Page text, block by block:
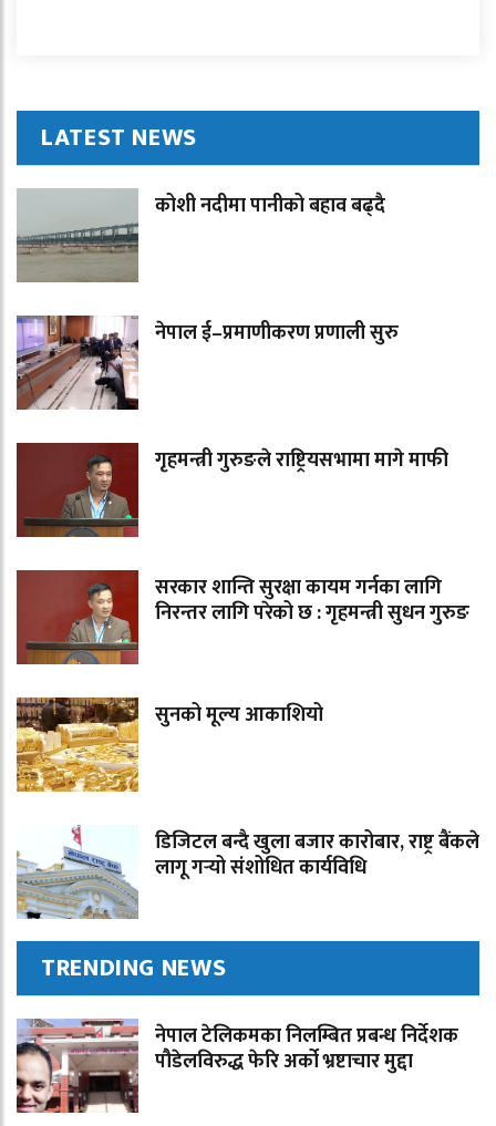
LATEST NEWS
कोशी नदीमा पानीको बहाव बढ्दै
नेपाल ई–प्रमाणीकरण प्रणाली सुरु
गृहमन्त्री गुरुङले राष्ट्रियसभामा मागे माफी
सरकार शान्ति सुरक्षा कायम गर्नका लागि
निरन्तर लागि परेको छ : गृहमन्त्री सुधन गुरुङ
सुनको मूल्य आकाशियो
डिजिटल बन्दै खुला बजार कारोबार, राष्ट्र बैंकले
लागू गर्‍यो संशोधित कार्यविधि
TRENDING NEWS
नेपाल टेलिकमका निलम्बित प्रबन्ध निर्देशक
पौडेलविरुद्ध फेरि अर्को भ्रष्टाचार मुद्दा